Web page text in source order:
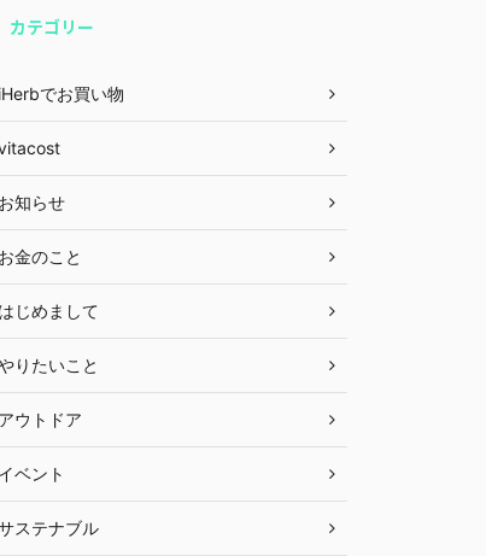
カテゴリー
iHerbでお買い物
お知らせ
お金のこと
はじめまして
りたいこと
アウトドア
イベント
ステナブル